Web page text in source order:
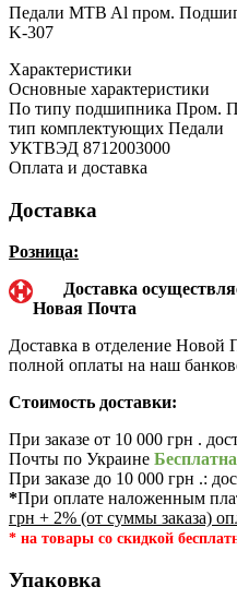
Педали MTB Al пром.
K-307
Характеристики
Основные характеристики
По типу подшипника Пром.
тип комплектующих Педали
УКТВЭД 8712003000
Оплата и доставка
Доставка
Розница:
Доставка
Новая Почта
Доставка в отделение Новой
полной оплаты на наш
Стоимость доставки:
При заказе от 10 000 грн .
Почты по Украине
При заказе до 10 000 грн .:
*При оплате наложенным
грн + 2% (от суммы заказа)
* на товары со скидкой
Упаковка